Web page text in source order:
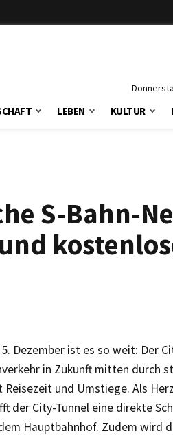
LEBEN KULTUR
S-Bahn-
Dezember ist es so weit: Der
in Zukunft mitten durch
Reisezeit und Umstiege. Als
der City-Tunnel eine direkte
Hauptbahnhof. Zudem wird